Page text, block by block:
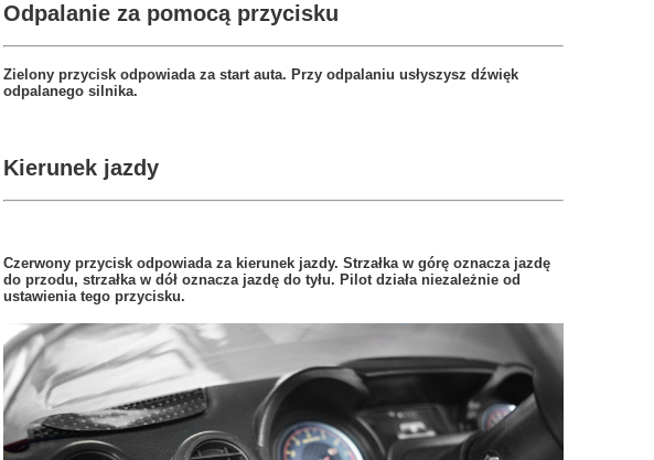
Odpalanie za pomocą przycisku
Zielony przycisk odpowiada za start auta. Przy odpalaniu usłyszysz dźwięk
odpalanego silnika.
Kierunek jazdy
Czerwony przycisk odpowiada za kierunek jazdy. Strzałka w górę oznacza jazdę
do przodu, strzałka w dół oznacza jazdę do tyłu. Pilot działa niezależnie od
ustawienia tego przycisku.